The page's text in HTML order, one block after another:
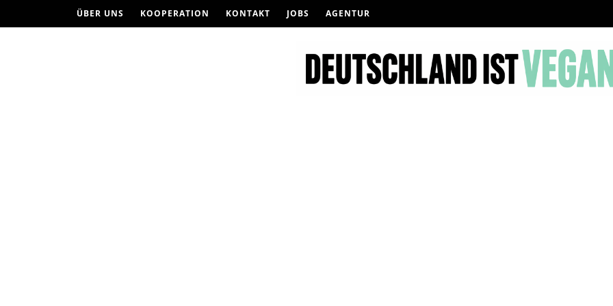
ÜBER UNS KOOPERATION KONTAKT JOBS AGENTUR